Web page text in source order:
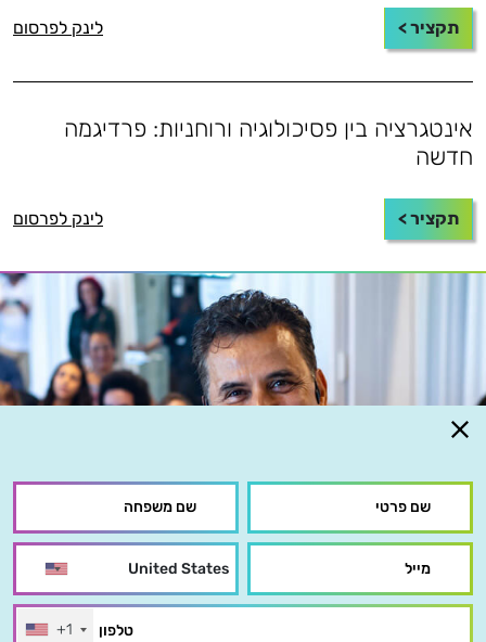
תקציר > לינק לפרסום
אינטגרציה בין פסיכולוגיה ורוחניות: פרדיגמה
חדשה
תקציר > לינק לפרסום
+1